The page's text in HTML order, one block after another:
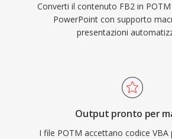
Converti il contenuto FB2 in
PowerPoint con supporto
presentazioni
Output pronto per
I file POTM accettano codice VBA